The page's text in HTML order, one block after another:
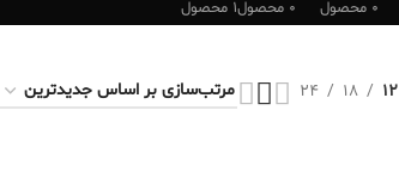
0 محصول 0 محصول 1 محصول
12
18
24